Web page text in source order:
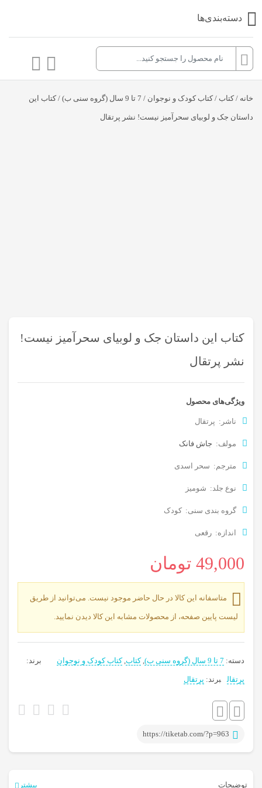
دسته‌بندی‌ها
خانه /کتاب /کتاب کودک و نوجوان / 7 تا 9 سال (گروه سنی ب) / کتاب این
داستان جک و لوبیای سحرآمیز نیست! نشر پرتقال
کتاب این داستان جک و لوبیای سحرآمیز نیست!
نشر پرتقال
ویژگی‌های محصول
ناشر: پرتقال
مولف: جاش فانک
مترجم: سحر اسدی
نوع جلد: شومیز
گروه بندی سنی: کودک
اندازه: رقعی
49,000 تومان
متاسفانه این کالا در حال حاضر موجود نیست. می‌توانید از طریق
لیست پایین صفحه، از محصولات مشابه این کالا دیدن نمایید.
دسته: 7 تا 9 سال (گروه سنی ب) ,کتاب,کتاب کودک و نوجوان
برند:
پرتقال برند: پرتقال
https://tiketab.com/?p=963
توضیحات بیشتر